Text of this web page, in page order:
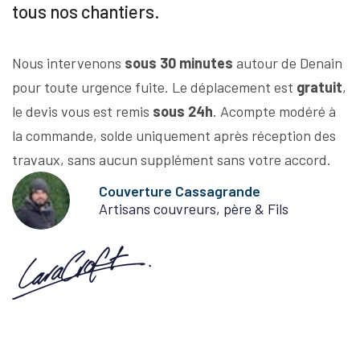
tous nos chantiers.
Nous intervenons sous 30 minutes autour de Denain
pour toute urgence fuite. Le déplacement est gratuit,
le devis vous est remis sous 24h. Acompte modéré à
la commande, solde uniquement après réception des
travaux, sans aucun supplément sans votre accord.
Couverture Cassagrande
Artisans couvreurs, père & Fils